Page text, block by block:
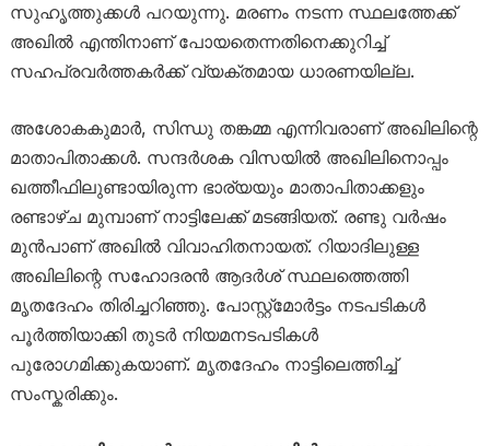
സുഹൃത്തുക്കൾ പറയുന്നു. മരണം നടന്ന സ്ഥലത്തേക്ക്
അഖിൽ എന്തിനാണ് പോയതെന്നതിനെക്കുറിച്ച്
സഹപ്രവർത്തകർക്ക് വ്യക്തമായ ധാരണയില്ല.
അശോകകുമാർ, സിന്ധു തങ്കമ്മ എന്നിവരാണ് അഖിലിന്റെ
മാതാപിതാക്കൾ. സന്ദർശക വിസയിൽ അഖിലിനൊപ്പം
ഖത്തീഫിലുണ്ടായിരുന്ന ഭാര്യയും മാതാപിതാക്കളും
രണ്ടാഴ്ച മുമ്പാണ് നാട്ടിലേക്ക് മടങ്ങിയത്. രണ്ടു വർഷം
മുൻപാണ് അഖിൽ വിവാഹിതനായത്. റിയാദിലുള്ള
അഖിലിന്റെ സഹോദരൻ ആദർശ് സ്ഥലത്തെത്തി
മൃതദേഹം തിരിച്ചറിഞ്ഞു. പോസ്റ്റ്‌മോർട്ടം നടപടികൾ
പൂർത്തിയാക്കി തുടർ നിയമനടപടികൾ
പുരോഗമിക്കുകയാണ്. മൃതദേഹം നാട്ടിലെത്തിച്ച്
സംസ്കരിക്കും.